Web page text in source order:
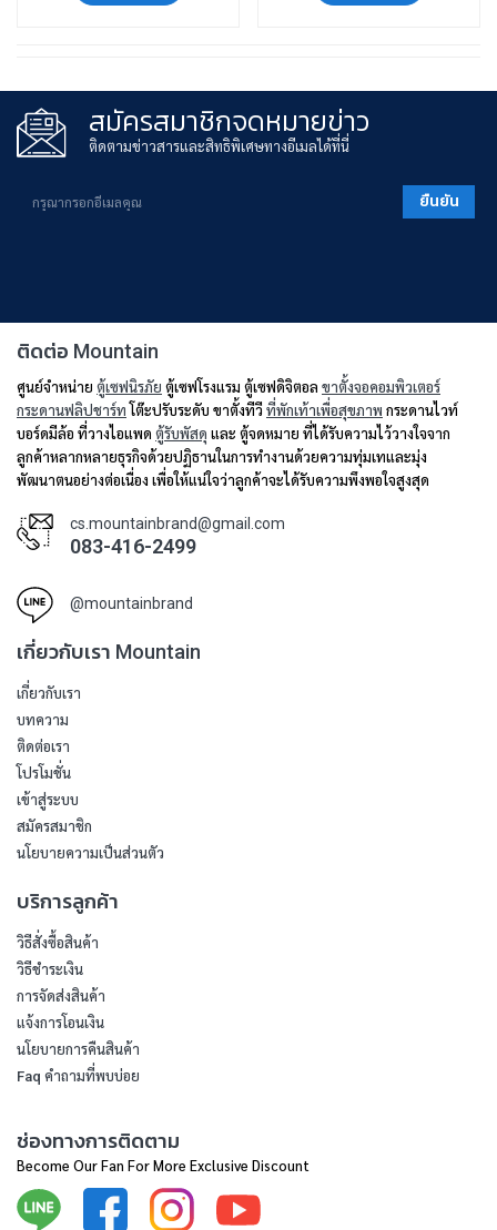
สมัครสมาชิกจดหมายข่าว
ติดตามข่าวสารและสิทธิพิเศษทางอีเมลได้ที่นี่
ยืนยัน
ติดต่อ Mountain
ศูนย์จำหน่าย ตู้เซฟนิรภัย ตู้เซฟโรงแรม ตู้เซฟดิจิตอล ขาตั้งจอคอมพิวเตอร์
กระดานฟลิปชาร์ทโต๊ะปรับระดับ ขาตั้งทีวี ที่พักเท้าเพื่อสุขภาพ กระดานไวท์
บอร์ดมีล้อ ที่วางไอแพด ตู้รับพัสดุ และ ตู้จดหมาย ที่ได้รับความไว้วางใจจาก
ลูกค้าหลากหลายธุรกิจด้วยปฏิธานในการทำงานด้วยความทุ่มเทและมุ่ง
พัฒนาตนอย่างต่อเนื่อง เพื่อให้แน่ใจว่าลูกค้าจะได้รับความพึงพอใจสูงสุด
cs.mountainbrand@gmail.com
083-416-2499
@mountainbrand
เกี่ยวกับเรา Mountain
เกี่ยวกับเรา
บทความ
ติดต่อเรา
โปรโมชั่น
เข้าสู่ระบบ
สมัครสมาชิก
นโยบายความเป็นส่วนตัว
บริการลูกค้า
วิธีสั่งซื้อสินค้า
วิธีชำระเงิน
การจัดส่งสินค้า
แจ้งการโอนเงิน
นโยบายการคืนสินค้า
Faq คำถามที่พบบ่อย
ช่องทางการติดตาม
Become Our Fan For More Exclusive Discount